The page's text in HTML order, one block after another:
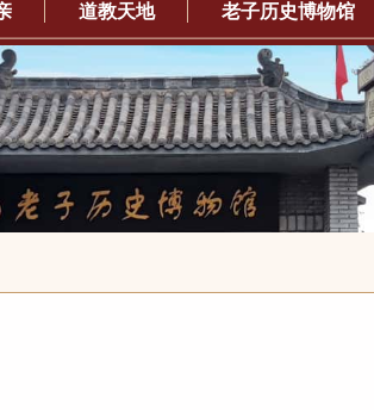
道教天地 老子历史博物馆